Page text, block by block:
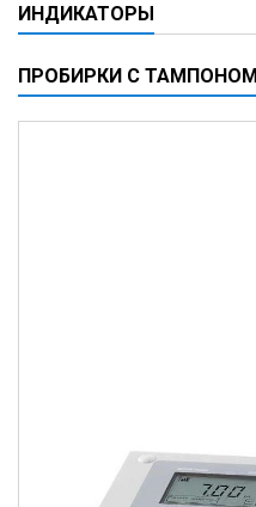
ИНДИКАТОРЫ
ПРОБИРКИ С ТАМПОНОМ